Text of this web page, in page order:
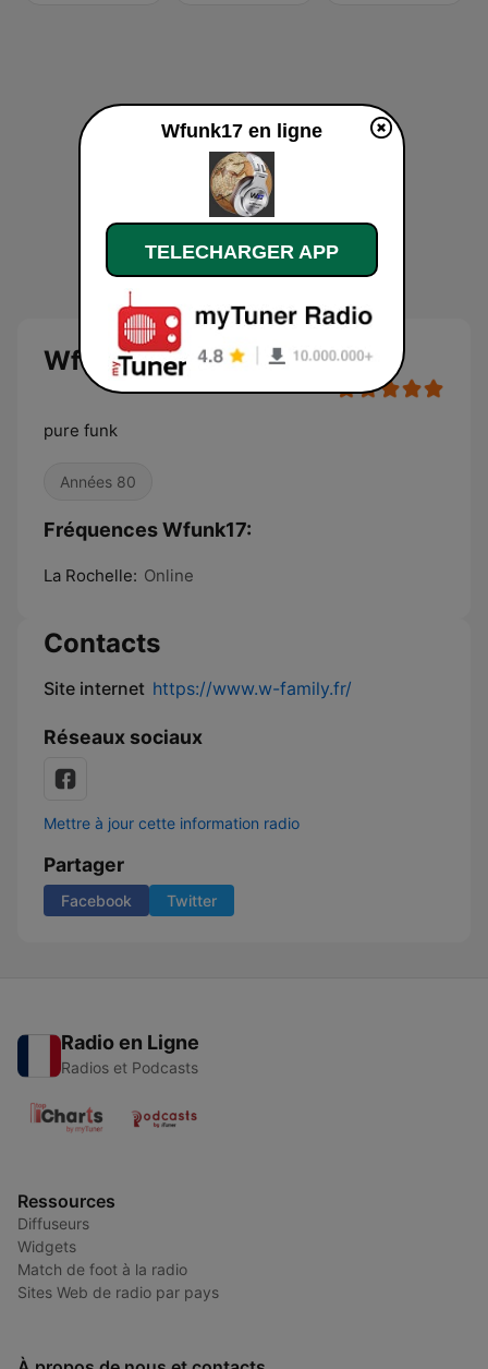
Wfunk17
pure funk
Années 80
Fréquences Wfunk17:
La Rochelle: Online
Contacts
Site internet https://www.w-family.fr/
Réseaux sociaux
Mettre à jour cette information radio
Partager
Facebook Twitter
Radio en Ligne
Radios et Podcasts
Ressources
Diffuseurs
Widgets
Match de foot à la radio
Sites Web de radio par pays
Wfunk17 en ligne
TELECHARGER APP